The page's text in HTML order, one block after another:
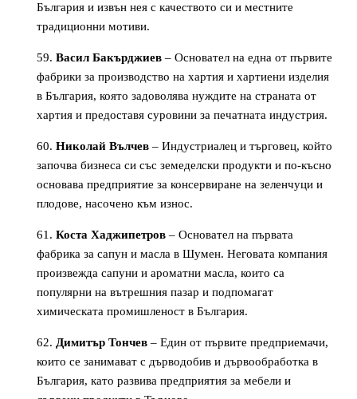
България и извън нея с качеството си и местните
традиционни мотиви.
Васил Бакърджиев – Основател на една от първите
фабрики за производство на хартия и хартиени изделия
в България, която задоволява нуждите на страната от
хартия и предоставя суровини за печатната индустрия.
Николай Вълчев – Индустриалец и търговец, който
започва бизнеса си със земеделски продукти и по-късно
основава предприятие за консервиране на зеленчуци и
плодове, насочено към износ.
Коста Хаджипетров – Основател на първата
фабрика за сапун и масла в Шумен. Неговата компания
произвежда сапуни и ароматни масла, които са
популярни на вътрешния пазар и подпомагат
химическата промишленост в България.
Димитър Тончев – Един от първите предприемачи,
които се занимават с дърводобив и дървообработка в
България, като развива предприятия за мебели и